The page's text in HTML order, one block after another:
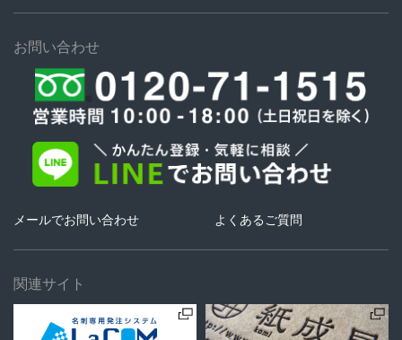
お問い合わせ
メールでお問い合わせ よくあるご質問
関連サイト